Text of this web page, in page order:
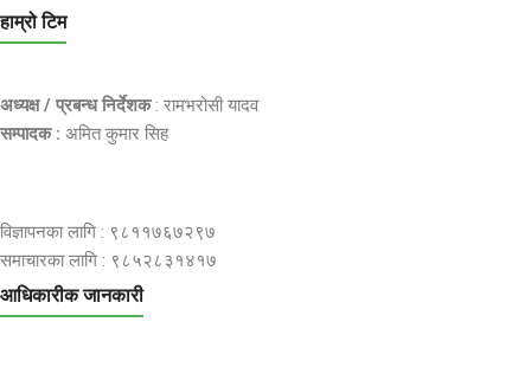
हाम्रो टिम
अध्यक्ष / प्रबन्ध निर्देशक: रामभरोसी यादव
सम्पादक : अमित कुमार सिह
विज्ञापनका लागि : ९८११७६७२९७
समाचारका लागि : ९८५२८३१४१७
आधिकारीक जानकारी